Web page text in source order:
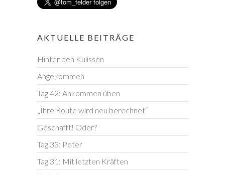
AKTUELLE BEITRÄGE
Hinter den Kulissen
Angekommen
Tag 42: Ankommen üben
„Ihre Route wird neu berechnet“
Geschafft! Oder?
Tag 33: Peter
Tag 31: Mit letzten Kräften